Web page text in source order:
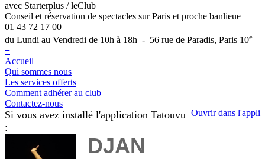
avec Starterplus / leClub
Conseil et réservation de spectacles sur Paris et proche banlieue
01 43 72 17 00
du Lundi au Vendredi de 10h à 18h - 56 rue de Paradis, Paris 10e
≡
Accueil
Qui sommes nous
Les services offerts
Comment adhérer au club
Contactez-nous
Ouvrir dans l'appli
Si vous avez installé l'application Tatouvu
:
DJAN